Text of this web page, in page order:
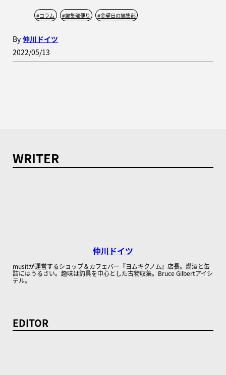
#コラム #編集部便り #金曜日の編集部
By 仲川ドイツ
2022/05/13
WRITER
仲川ドイツ
musitが運営するショップ＆カフェバー『ヨムキクノム』店長。燗酒と缶
詰にはうるさい。趣味は釣具を中心とした古物収集。Bruce Gilbertアイシ
テル。
EDITOR